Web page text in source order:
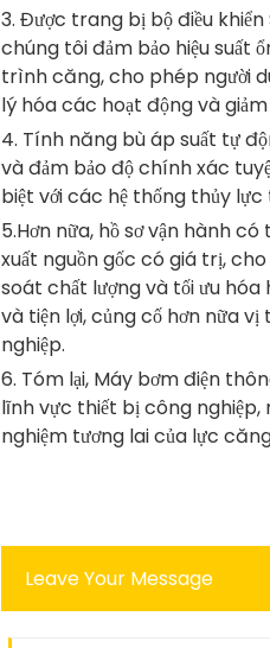
3. Được trang bị bộ điều
chúng tôi đảm bảo hiệu suất
trình căng, cho phép người
lý hóa các hoạt động và
4. Tính năng bù áp suất tự
và đảm bảo độ chính xác
biệt với các hệ thống thủy lực
5.Hơn nữa, hồ sơ vận hành
xuất nguồn gốc có giá trị,
soát chất lượng và tối ưu
và tiện lợi, củng cố hơn nữa
nghiệp.
6. Tóm lại, Máy bơm điện
lĩnh vực thiết bị công nghiệp,
nghiệm tương lai của lực
Leave Your Message